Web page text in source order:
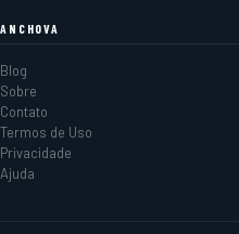
ANCHOVA
Blog
Sobre
Contato
Termos de Uso
Privacidade
Ajuda